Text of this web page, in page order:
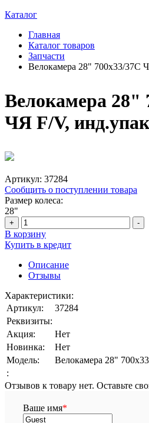
Каталог
Главная
Каталог товаров
Запчасти
Велокамера 28" 700х33/37С
Велокамера 28"
ЧЯ F/V,
Артикул: 37284
Сообщить о поступлении товара
Размер колеса:
28"
+ -
В корзину
Купить в кредит
Описание
Отзывы
Характеристики:
Артикул:
37284
Реквизиты:
Акция:
Нет
Новинка:
Нет
Модель:
Велокамера 28"
:
Отзывов к товару нет. Оставьте
Ваше имя*